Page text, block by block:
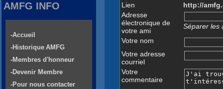
Lien
http://
Adresse
électronique de
votre ami
Séparer les
Votre nom
Votre adresse
courriel
Votre
commentaire
AMFG INFO
-Accueil
-Historique AMFG
-Membres d'honneur
-Devenir Membre
-Pour nous contacter